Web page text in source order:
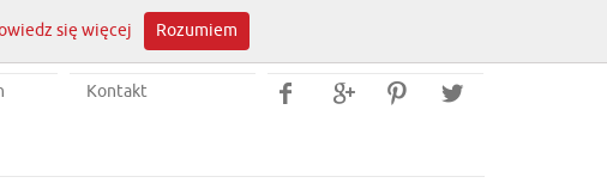
   
Kontakt
się więcej Rozumiem